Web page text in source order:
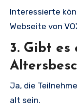
Interessierte
Webseite von
3. Gibt es
Ja, die
alt sein.